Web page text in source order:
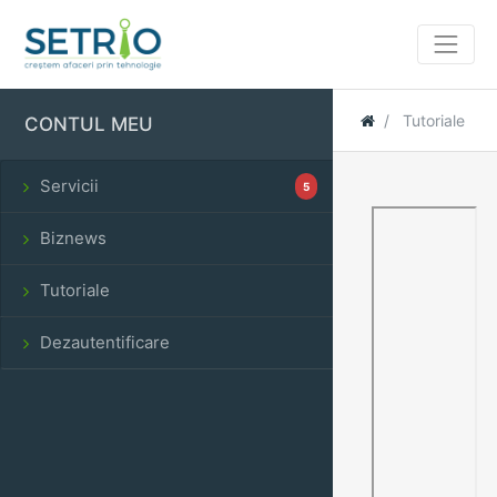
Tutoriale
CONTUL MEU
Servicii 5
Biznews
Tutoriale
Dezautentificare